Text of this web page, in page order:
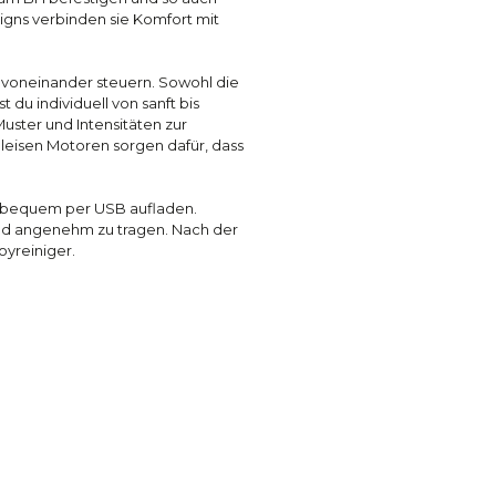
verbinden sie Komfort mit
steuern. Sowohl die
du individuell von sanft bis
und Intensitäten zur
Motoren sorgen dafür, dass
per USB aufladen.
angenehm zu tragen. Nach der